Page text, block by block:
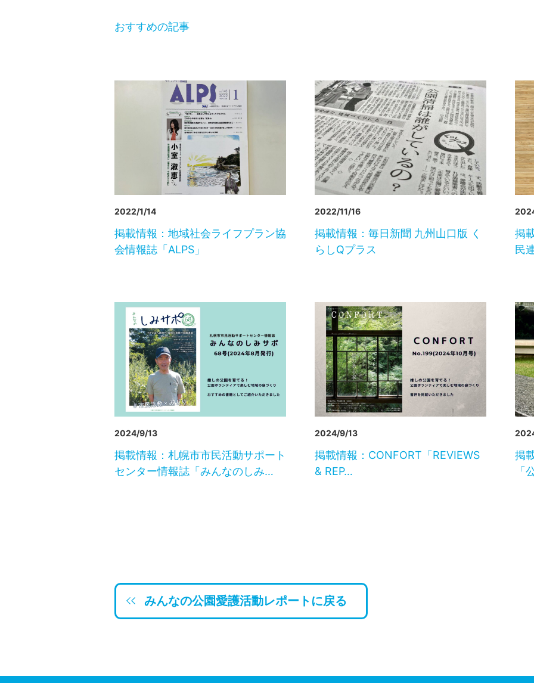
おすすめの記事
2022/1/14
掲載情報：地域社会ライフプラン協
会情報誌「ALPS」
2022/11/16
掲載情報：毎日新聞 九州山口版 く
らしQプラス
掲
民
2024/9/13
掲載情報：札幌市市民活動サポート
センター情報誌「みんなのしみ…
2024/9/13
掲載情報：CONFORT「REVIEWS
& REP…
掲
「
みんなの公園愛護活動レポートに戻る